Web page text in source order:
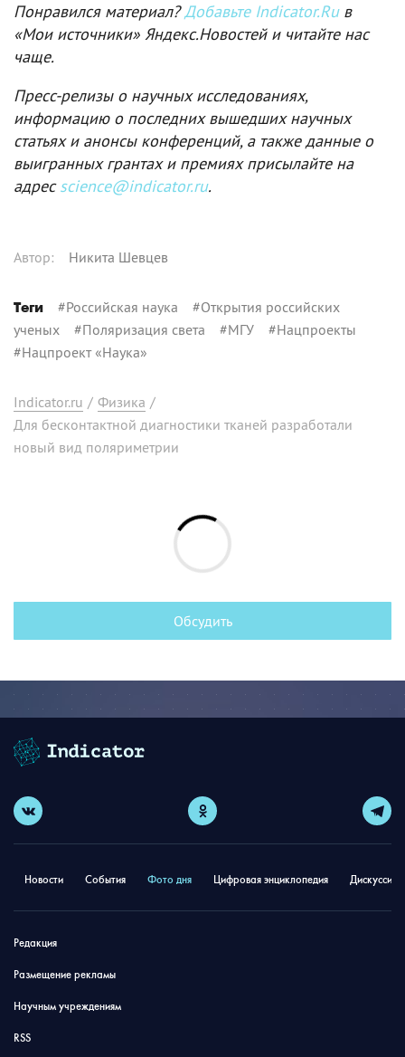
Понравился материал?Добавьте Indicator.Ruв
«Мои источники» Яндекс.Новостей и читайте нас
чаще.
Пресс-релизы о научных исследованиях,
информацию о последних вышедших научных
статьях и анонсы конференций, а также данные о
выигранных грантах и премиях присылайте на
адресscience@indicator.ru.
Автор: Никита Шевцев
Теги #Российская наука #Открытия российских
ученых #Поляризация света #МГУ #Нацпроекты
#Нацпроект «Наука»
Indicator.ru / Физика /
Для бесконтактной диагностики тканей разработали
новый вид поляриметрии
Обсудить
Новости События Фото дня Цифровая энциклопедия
Редакция
Размещение рекламы
Научным учреждениям
RSS